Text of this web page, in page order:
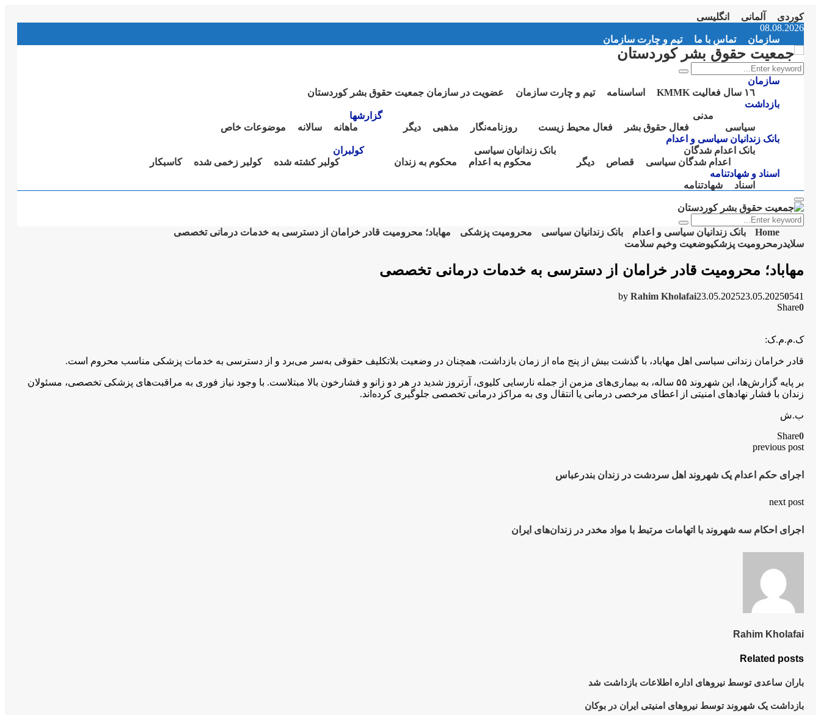
کوردی آلمانی
انگلیسی
Facebook
Twitter
Instagram
Youtube
Email
Telegram
08.08.2026
سازمان
تماس با ما تیم و چارت سازمان
Search
for:
Search
سازمان
١٦ سال فعالیت KMMK
اساسنامە تیم و چارت سازمان
عضویت در سازمان جمعیت حقوق بشر کوردستان
بازداشت
سیاسی
مدنی
فعال حقوق بشر
فعال محیط زیست روزنامەنگار مذهبی دیگر
گزارشها
ماهانە
سالانە
موضوعات خاص
بانک زندانیان سیاسی و اعدام
بانک اعدام شدگان
اعدام شدگان سیاسی
قصاص دیگر
بانک زندانیان سیاسی
محکوم بە اعدام
محکوم بە زندان
کولبران
کولبر کشتە شدە
کولبر زخمی شدە
کاسبکار
اسناد و شهادتنامە
اسناد
شهادتنامە
Primary
Menu
Search
for:
Search
Home بانک زندانیان سیاسی و اعدام بانک زندانیان سیاسی محرومیت پزشکی
مهاباد؛ محرومیت قادر خرامان از دسترسی به خدمات درمانی تخصصی
سلایدر محرومیت پزشکیوضعیت وخیم سلامت
مهاباد؛ محرومیت قادر خرامان از دسترسی به خدمات درمانی تخصصی
by Rahim Kholafai23.05.202523.05.20250541
Share0
ک.م.م.ک:
قادر خرامان زندانی سیاسی اهل مهاباد، با گذشت بیش از پنج ماه از زمان بازداشت، همچنان در وضعیت بلاتکلیف حقوقی به‌سر می‌برد و از دسترسی به خدمات پزشکی مناسب محروم است.
بر پایه گزارش‌ها، این شهروند ۵۵ ساله، به بیماری‌های مزمن از جمله نارسایی کلیوی، آرتروز شدید در هر دو زانو و فشارخون بالا مبتلاست. با وجود نیاز فوری به مراقبت‌های پزشکی تخصصی، مسئولان
زندان با فشار نهادهای امنیتی از اعطای مرخصی درمانی یا انتقال وی به مراکز درمانی تخصصی جلوگیری کرده‌اند.
ب.ش
Share0
previous post
اجرای حکم اعدام یک شهروند اهل سردشت در زندان بندرعباس
next post
اجرای احکام سه شهروند با اتهامات مرتبط با مواد مخدر در زندان‌های ایران
Rahim Kholafai
Related posts
باران ساعدی توسط نیروهای ادارە اطلاعات بازداشت شد
بازداشت یک شهروند توسط نیروهای امنیتی ایران در بوکان